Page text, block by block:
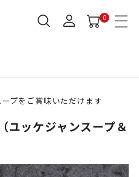
0
プをご賞味いただけます
ユッケジャンスープ＆